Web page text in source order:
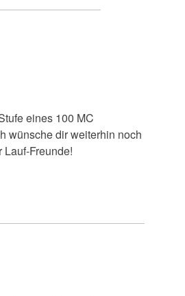
eines 100 MC
wünsche dir weiterhin noch
Freunde!